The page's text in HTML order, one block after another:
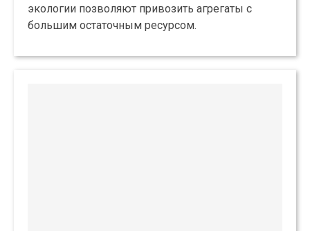
экологии позволяют привозить агрегаты с
большим остаточным ресурсом.